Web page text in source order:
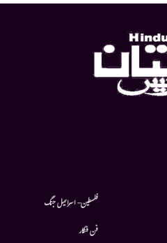
فلسطین- اسرائیل جنگ
فن فنکار